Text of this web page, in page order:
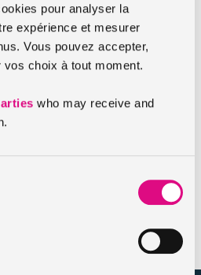
pour analyser la
expérience et mesurer
Vous pouvez accepter,
choix à tout moment.
who may receive and
informations nécessaires au
malussés . Comparez les
l’assurance auto malus qui
auto malussés en
à imprimer pour prendre la